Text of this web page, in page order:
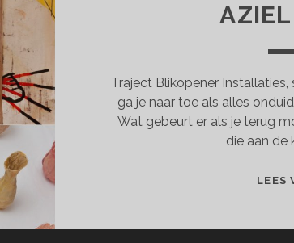
Traject Blikopener
ga je naar toe als alles
Wat gebeurt er als je terug
die aan de
LEES